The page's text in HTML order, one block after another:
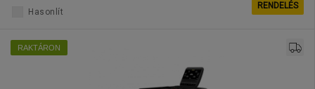
RENDELÉS
Hasonlít
RAKTÁRON